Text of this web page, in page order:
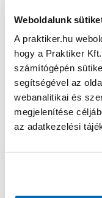
Weboldalunk
A praktiker.hu
hogy a Praktiker
számítógépén
segítségével az
webanalitikai és
megjelenítése
az adatkezelési